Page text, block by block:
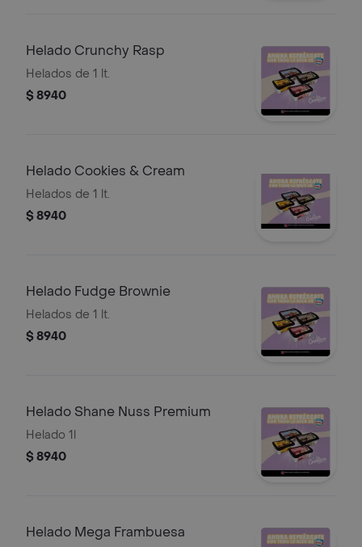
Helado Crunchy Rasp
Helados de 1 lt.
$ 8940
Helado Cookies & Cream
Helados de 1 lt.
$ 8940
Helado Fudge Brownie
Helados de 1 lt.
$ 8940
Helado Shane Nuss Premium
Helado 1l
$ 8940
Helado Mega Frambuesa